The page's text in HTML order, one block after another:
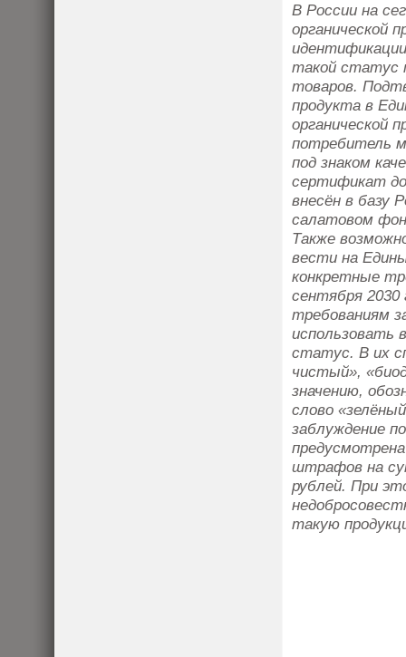
В России на
органической
такой статус
товаров.
продукта в
органической
потребитель
под знаком
сертификат
внесён в базу
салатовом
Также
вести на
конкретные
сентября
требованиям
использовать
статус. В их
чистый»,
значению,
слово
заблуждение
штрафов на
рублей. При
такую